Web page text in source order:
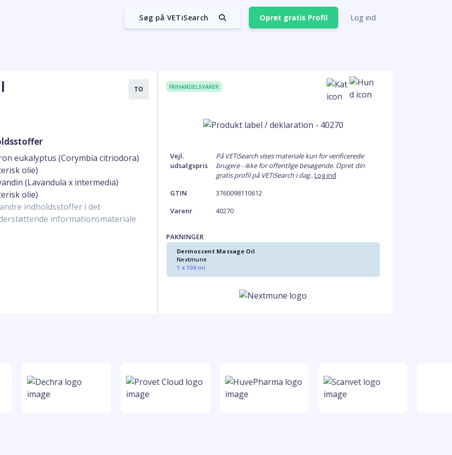
Søg på VETiSearch Opret gratis Profil Log ind
TO
eukalyptus (Corymbia citriodora)
olie)
(Lavandula x intermedia)
olie)
indholdsstoffer i det
informationsmateriale
FRIHANDELSVARER
Vejl.
udsalgspris
På VETiSearch vises materiale kun for verificerede
brugere - ikke for offentlige besøgende. Opret din
gratis profil på VETiSearch i dag..Log ind
GTIN
3760098110612
Varenr
40270
PAKNINGER
Dermoscent Massage Oil
Nextmune
1 x 100 ml